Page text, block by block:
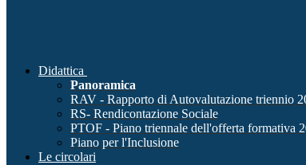
Didattica
Panoramica
RAV - Rapporto di Autovalutazione triennio
RS- Rendicontazione Sociale
PTOF - Piano triennale dell'offerta formativa
Piano per l'Inclusione
Le circolari